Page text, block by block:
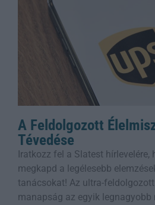
A Feldolgozott
Tévedése
Iratkozz fel a Slatest hírlevelére,
megkapd a legélesebb
tanácsokat! Az ultra-feldolgozott
manapság az egyik